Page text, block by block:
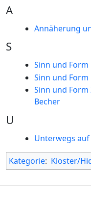
A
Annäherung
S
Sinn und Form
Sinn und Form
Sinn und Form
Becher
U
Unterwegs
Kategorie: Kloster/